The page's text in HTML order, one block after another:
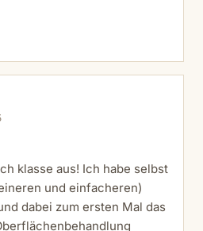
klasse aus! Ich habe selbst
und einfacheren)
dabei zum ersten Mal das